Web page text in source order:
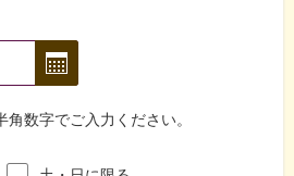
数字でご入力ください。